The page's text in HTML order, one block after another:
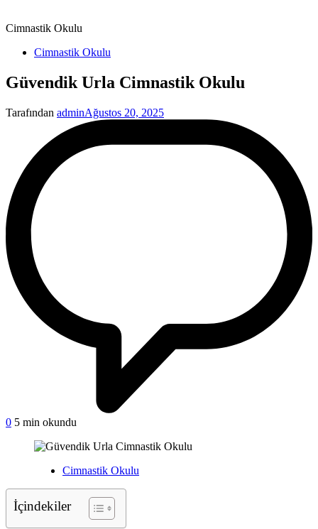
Cimnastik Okulu
Cimnastik Okulu
Güvendik Urla Cimnastik Okulu
Tarafından adminAğustos 20, 2025
0 5 min okundu
Cimnastik Okulu
İçindekiler